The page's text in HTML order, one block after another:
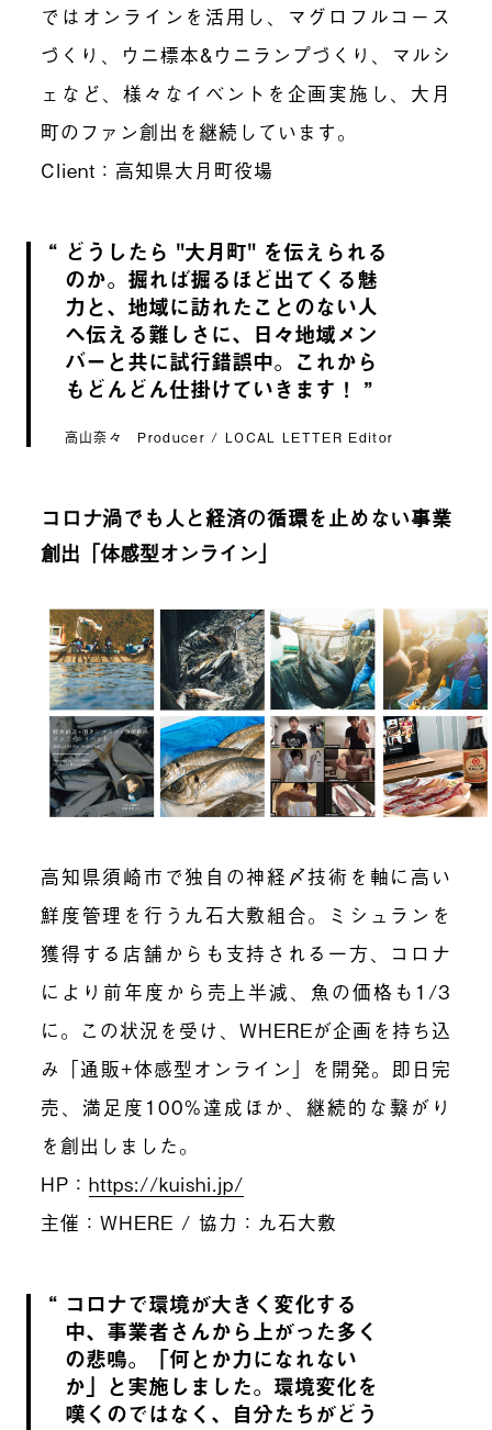
ではオンラインを活用し、マグロフルコース
づくり、ウニ標本&ウニランプづくり、マルシ
ェなど、様々なイベントを企画実施し、大月
町のファン創出を継続しています。
Client：高知県大月町役場
どうしたら "大月町" を伝えられる
のか。掘れば掘るほど出てくる魅
力と、地域に訪れたことのない人
へ伝える難しさに、日々地域メン
バーと共に試行錯誤中。これから
もどんどん仕掛けていきます！
高山奈々 Producer / LOCAL LETTER Editor
コロナ渦でも人と経済の循環を止めない事業
創出「体感型オンライン」
高知県須崎市で独自の神経〆技術を軸に高い
鮮度管理を行う九石大敷組合。ミシュランを
獲得する店舗からも支持される一方、コロナ
により前年度から売上半減、魚の価格も1/3
に。この状況を受け、WHEREが企画を持ち込
み「通販+体感型オンライン」を開発。即日完
売、満足度100%達成ほか、継続的な繋がり
を創出しました。
HP：https://kuishi.jp/
主催：WHERE / 協力：九石大敷
コロナで環境が大きく変化する
中、事業者さんから上がった多く
の悲鳴。「何とか力になれない
か」と実施しました。環境変化を
嘆くのではなく、自分たちがどう